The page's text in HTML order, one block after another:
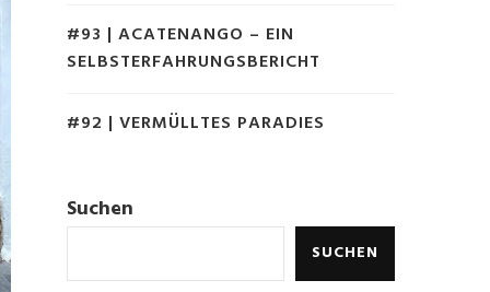
#93 | ACATENANGO – EIN
SELBSTERFAHRUNGSBERICHT
#92 | VERMÜLLTES PARADIES
Suchen
SUCHEN